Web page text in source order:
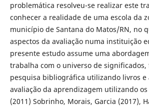
problemática resolveu-se realizar este
conhecer a realidade de uma escola da
município de Santana do Matos/RN, no
aspectos da avaliação numa instituição
presente estudo assume uma
trabalha com o universo de significados,
pesquisa bibliográfica utilizando livros e
avaliação da aprendizagem utilizando os
(2011) Sobrinho, Morais, Garcia (2017),